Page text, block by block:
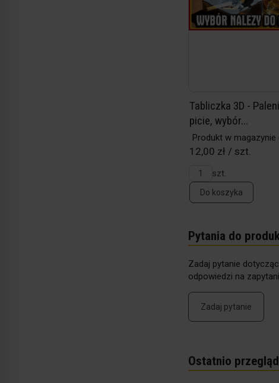
Tabliczka 3D -
picie, wybór...
Produkt w magazynie
12,00 zł / szt.
szt.
Do koszyka
Pytania do
Zadaj pytanie
odpowiedzi na
Zadaj pytanie
Ostatnio